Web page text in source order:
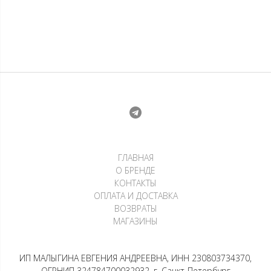
Пиджак — Острое плечо
32 000₽